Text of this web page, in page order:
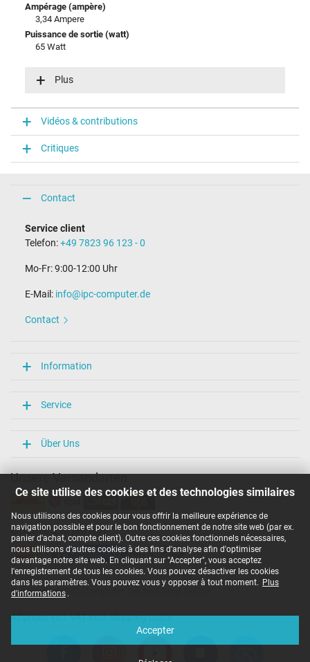
Ce site utilise des cookies et des technologies similaires
Nous utilisons des cookies pour vous offrir la meilleure expérience de
navigation possible et pour le bon fonctionnement de notre site web (par ex.
panier d'achat, compte client). Outre ces cookies fonctionnels nécessaires,
nous utilisons d'autres cookies à des fins d'analyse afin d'optimiser
davantage notre site web. En cliquant sur "Accepter", vous acceptez
l'enregistrement de tous les cookies. Vous pouvez désactiver les cookies
dans les paramètres. Vous pouvez vous y opposer à tout moment. Plus
d'informations .
Accepter
Ampérage (ampère)
3,34 Ampere
Puissance de sortie (watt)
65 Watt
100-240V / 50-60Hz
Fonction LED
Connecteur du portable
rond(e) / 180° droit
Diamètre extérieur/intérieur du connecteur
4,5 mm / 2,9 mm
Broche dans la fiche
Oui
Longueur du câble de connexion (m) (env.)
106 mm / 47 mm / 29 mm
Sceau dapprobation
IRAM
N
NOM NYCE
PCT
PSE
SEC
Service de Contrôle Technique
Singapore Safety Mark
UKCA
Plus
Vidéos & contributions
Critiques
Contact
Service client
Telefon:+49 7823 96 123 - 0
Mo-Fr: 9:00-12:00 Uhr
E-Mail: info@ipc-computer.de
Contact
Information
Service
Über Uns
Unsere Versandarten
Unsere Zahlarten
Copyright ©IPC-Computer Deutschland GmbH
All prices incl. VAT excl. shipping costs